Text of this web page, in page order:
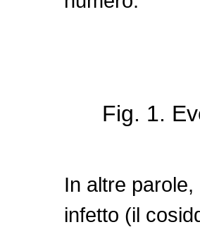
Fig. 1.
In altre
infetto (il